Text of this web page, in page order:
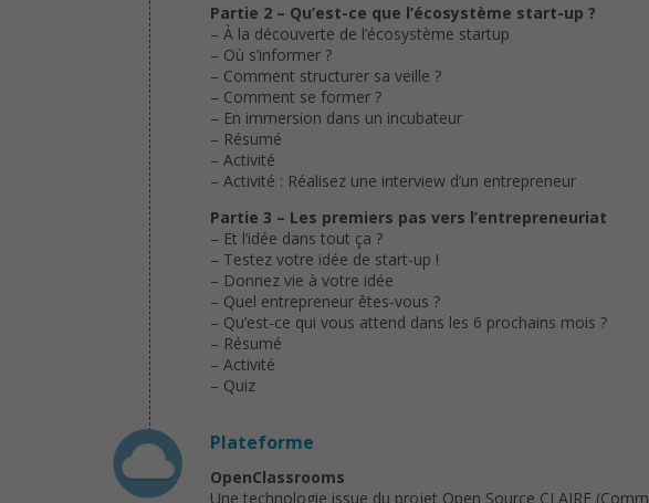
Partie 2 – Qu’est-ce que l’écosystème start-up ?
– À la découverte de l’écosystème startup
– Où s’informer ?
– Comment structurer sa veille ?
– Comment se former ?
– En immersion dans un incubateur
– Résumé
– Activité
– Activité : Réalisez une interview d’un entrepreneur
Partie 3 – Les premiers pas vers l’entrepreneuriat
– Et l’idée dans tout ça ?
– Testez votre idée de start-up !
– Donnez vie à votre idée
– Quel entrepreneur êtes-vous ?
– Qu’est-ce qui vous attend dans les 6 prochains mois ?
– Résumé
– Activité
– Quiz
Plateforme
OpenClassrooms
Une technologie issue du projet Open Source CLAIRE